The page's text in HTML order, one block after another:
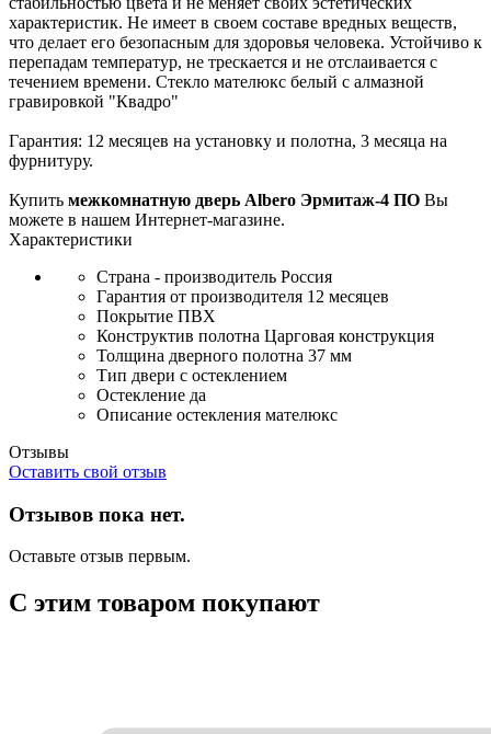
характеристик. Не имеет в своем составе вредных веществ,
что делает его безопасным для здоровья человека. Устойчиво к
перепадам температур, не трескается и не отслаивается с
течением времени. Стекло мателюкс белый с алмазной
гравировкой "Квадро"
Гарантия: 12 месяцев на установку и полотна, 3 месяца на
фурнитуру.
Купить межкомнатную дверь Albero Эрмитаж-4 ПО Вы
можете в нашем Интернет-магазине.
Характеристики
Страна - производитель Россия
Гарантия от производителя 12 месяцев
Покрытие ПВХ
Конструктив полотна Царговая конструкция
Толщина дверного полотна 37 мм
Тип двери с остеклением
Остекление да
Описание остекления мателюкс
Отзывы
Оставить свой отзыв
Отзывов пока нет.
Оставьте отзыв первым.
С этим товаром покупают